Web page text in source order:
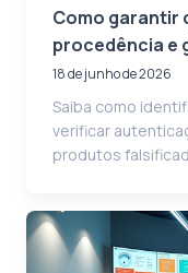
Como garantir
procedência e
18 de junho de 2026
Saiba como
verificar
produtos